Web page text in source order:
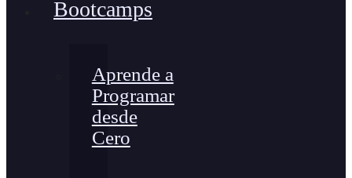
Bootcamps
Aprende a
Programar
desde
Cero